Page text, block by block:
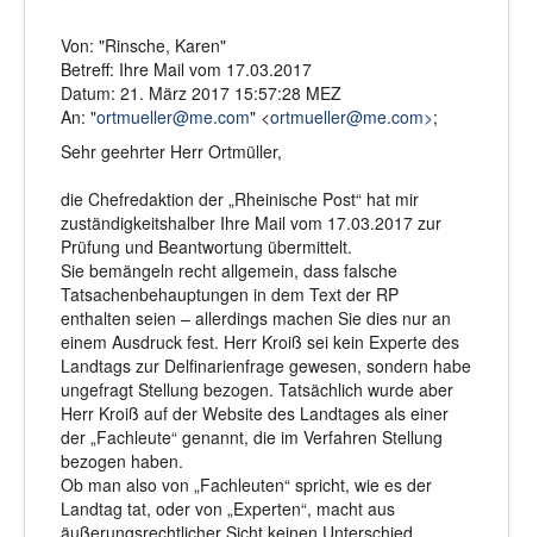
Von: "Rinsche, Karen"
Betreff: Ihre Mail vom 17.03.2017
Datum: 21. März 2017 15:57:28 MEZ
An: "ortmueller@me.com" <ortmueller@me.com>;
Sehr geehrter Herr Ortmüller,
die Chefredaktion der „Rheinische Post“ hat mir
zuständigkeitshalber Ihre Mail vom 17.03.2017 zur
Prüfung und Beantwortung übermittelt.
Sie bemängeln recht allgemein, dass falsche
Tatsachenbehauptungen in dem Text der RP
enthalten seien – allerdings machen Sie dies nur an
einem Ausdruck fest. Herr Kroiß sei kein Experte des
Landtags zur Delfinarienfrage gewesen, sondern habe
ungefragt Stellung bezogen. Tatsächlich wurde aber
Herr Kroiß auf der Website des Landtages als einer
der „Fachleute“ genannt, die im Verfahren Stellung
bezogen haben.
Ob man also von „Fachleuten“ spricht, wie es der
Landtag tat, oder von „Experten“, macht aus
äußerungsrechtlicher Sicht keinen Unterschied.